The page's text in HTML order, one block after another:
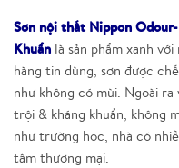
Sơn nội thất Nippon
Khuẩn là sản phẩm xanh
hàng tin dùng, sơn được
như không có mùi. Ngoài
trội & kháng khuẩn, không
như trường học, nhà có
tâm thương mại.